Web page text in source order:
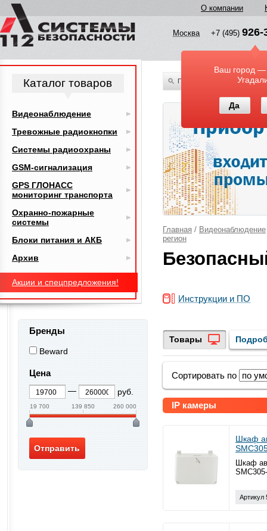
О компании
Москва +7 (495) 926-
Ваш город —
Да
По всему каталогу
Главная / Видеонаблюдение
регион
Инструкции и ПО
Товары
Сортировать по
IP камеры
Шкаф
Шкаф
Артикул
Каталог товаров
Видеонаблюдение
Тревожные радиокнопки
Системы радиоохраны
GSM-сигнализация
GPS ГЛОНАСС
мониторинг транспорта
Охранно-пожарные
системы
Блоки питания и АКБ
Архив
Акции и спецпредложения!
Бренды
Beward
Цена
руб.
19 700 139 850 260 000